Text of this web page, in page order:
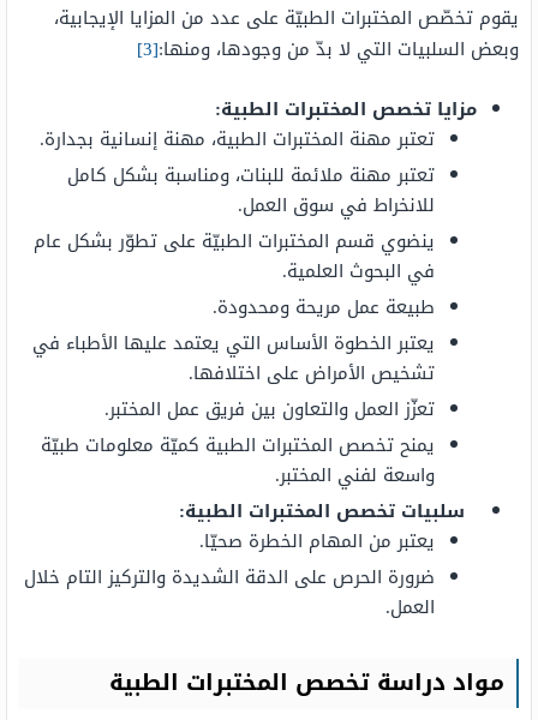
يقوم تخصّص المختبرات الطبيّة على عدد من المزايا الإيجابية،
وبعض السلبيات التي لا بدّ من وجودها، ومنها:[3]
مزايا تخصص المختبرات الطبية:
تعتبر مهنة المختبرات الطبية، مهنة إنسانية بجدارة.
تعتبر مهنة ملائمة للبنات، ومناسبة بشكل كامل
للانخراط في سوق العمل.
ينضوي قسم المختبرات الطبيّة على تطوّر بشكل عام
في البحوث العلمية.
طبيعة عمل مريحة ومحدودة.
يعتبر الخطوة الأساس التي يعتمد عليها الأطباء في
تشخيص الأمراض على اختلافها.
تعزّز العمل والتعاون بين فريق عمل المختبر.
يمنح تخصص المختبرات الطبية كميّة معلومات طبيّة
واسعة لفني المختبر.
سلبيات تخصص المختبرات الطبية:
يعتبر من المهام الخطرة صحيّا.
ضرورة الحرص على الدقة الشديدة والتركيز التام خلال
العمل.
مواد دراسة تخصص المختبرات الطبية